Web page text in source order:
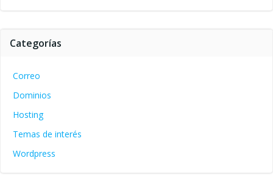
Categorías
Correo
Dominios
Hosting
Temas de interés
Wordpress